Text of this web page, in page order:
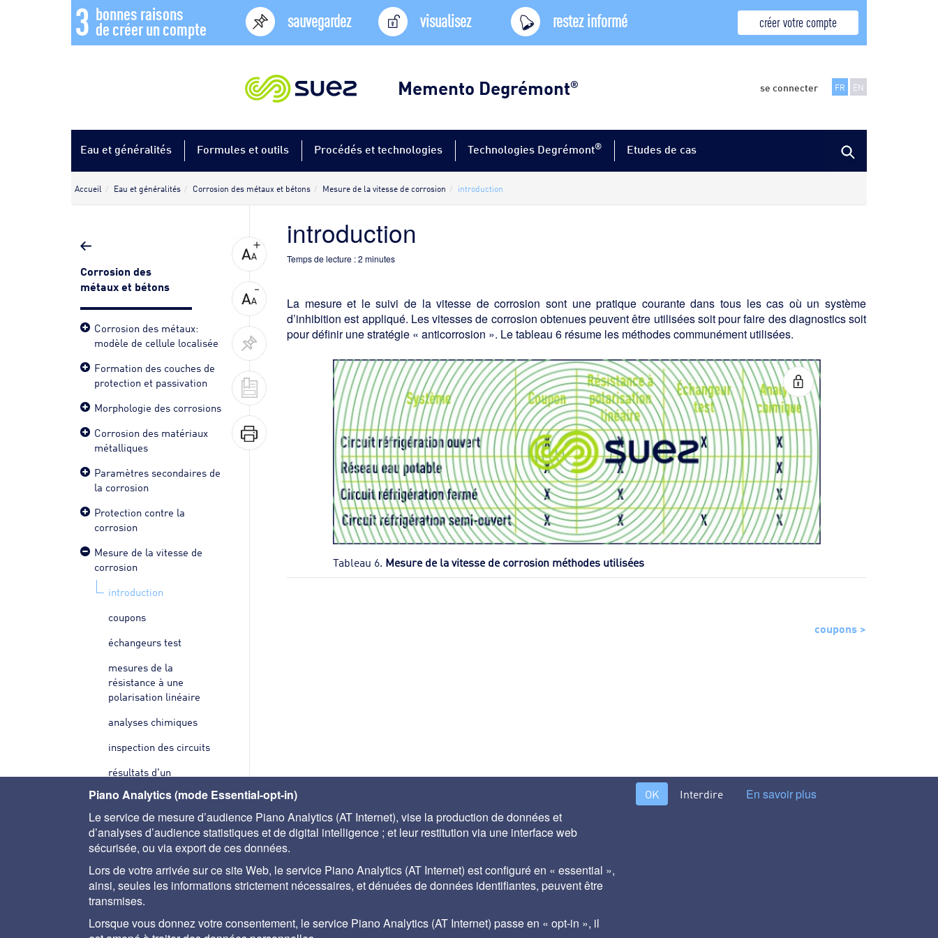
3 bonnes raisons
de créer un compte sauvegardez visualisez restez informé créer votre compte
Memento Degrémont® se connecter FR EN
Eau et généralités Formules et outils Procédés et technologies Technologies Degrémont® Etudes de cas
Accueil Eau et généralités Corrosion des métaux et bétons Mesure de la vitesse de corrosion introduction
Corrosion des
métaux et bétons
Corrosion des métaux:
modèle de cellule localisée
Formation des couches de
protection et passivation
Morphologie des corrosions
Corrosion des matériaux
métalliques
Paramètres secondaires de
la corrosion
Protection contre la
corrosion
Mesure de la vitesse de
corrosion
introduction
coupons
échangeurs test
mesures de la
résistance à une
polarisation linéaire
analyses chimiques
inspection des circuits
résultats d'un
anticorrosion
Dégradation des bétons
introduction
Temps de lecture :2 minutes
La mesure et le suivi de la vitesse de corrosion sont une pratique courante dans tous les cas où un système
d’inhibition est appliqué. Les vitesses de corrosion obtenues peuvent être utilisées soit pour faire des dia­gnostics soit
pour définir une stratégie « anticorrosion ». Le tableau 6 résume les méthodes communément utilisées.
Tableau 6. Mesure de la vitesse de corrosion méthodes utilisées
coupons >
A propos Aide
Piano Analytics (mode Essential-opt-in)
Le service de mesure d’audience Piano Analytics (AT Internet), vise la production de données et
d’analyses d’audience statistiques et de digital intelligence ; et leur restitution via une interface web
sécurisée, ou via export de ces données.
Lors de votre arrivée sur ce site Web, le service Piano Analytics (AT Internet) est configuré en « essential »,
ainsi, seules les informations strictement nécessaires, et dénuées de données identifiantes, peuvent être
transmises.
Lorsque vous donnez votre consentement, le service Piano Analytics (AT Internet) passe en « opt-in », il
OK Interdire En savoir plus